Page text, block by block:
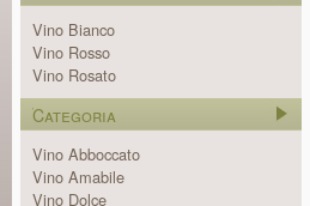
Vino Bianco
Vino Rosso
Vino Rosato
Categoria
Vino Abboccato
Vino Amabile
Vino Dolce